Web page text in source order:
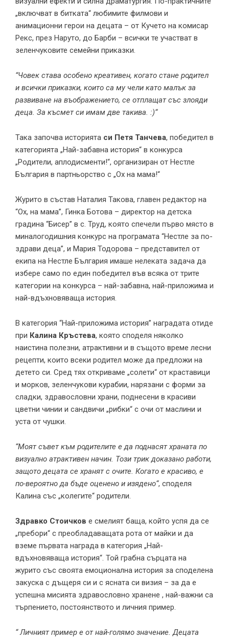
„включват в битката“ любимите филмови и
анимационни герои на децата – от Кучето на комисар
Рекс, през Наруто, до Барби – всички те участват в
зеленчуковите семейни приказки.
“Човек става особено креативен, когато стане родител
и всички приказки, които са му чели като малък за
развиване на въображението, се отплащат със злояди
деца. За късмет си имам две такива. :)“
Така започва историята си Петя Танчева, победител в
категорията „Най-забавна история“ в конкурса
„Родители, аплодисменти!“, организиран от Нестле
България в партньорство с „Ох на мама!“
Журито в състав Наталия Такова, главен редактор на
“Ох, на мама”, Гинка Ботова – директор на детска
градина “Бисер” в с. Труд, която спечели първо място в
миналогодишния конкурс на програмата “Нестле за по-
здрави деца”, и Мария Тодорова – представител от
екипа на Нестле България имаше нелеката задача да
избере само по един победител във всяка от трите
категории на конкурса – най-забавна, най-приложима и
най-вдъхновяваща история.
В категория “Най-приложима история” наградата отиде
при Калина Кръстева, която споделя няколко
наистина полезни, атрактивни и в същото време лесни
рецепти, които всеки родител може да предложи на
детето си. Сред тях откриваме „солети“ от краставици
и морков, зеленчукови курабии, нарязани с форми за
сладки, здравословни храни, поднесени в красиви
цветни чинии и сандвичи „рибки“ с очи от маслини и
уста от чушки.
“Моят съвет към родителите е да поднасят храната по
визуално атрактивен начин. Този трик доказано работи,
защото децата се хранят с очите. Когато е красиво, е
по-вероятно да бъде оценено и изядено“, споделя
Калина със „колегите“ родители.
Здравко Стоичков е смелият баща, който успя да се
„пребори“ с преобладаващата рота от майки и да
вземе първата награда в категория „Най-
вдъхновяваща история“. Той грабна сърцата на
журито със своята емоционална история за споделена
закуска с дъщеря си и с ясната си визия – за да е
успешна мисията здравословно хранене , най-важни са
търпението, постоянството и личния пример.
“ Личният пример е от най-голямо значение. Децата